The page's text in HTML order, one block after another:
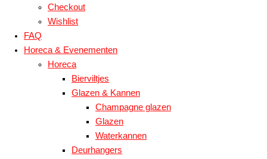
Checkout
Wishlist
FAQ
Horeca & Evenementen
Horeca
Bierviltjes
Glazen & Kannen
Champagne glazen
Glazen
Waterkannen
Deurhangers